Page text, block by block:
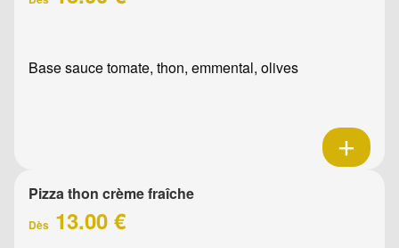
Base sauce tomate, thon, emmental, olives
Pizza thon crème fraîche
Dès 13.00 €